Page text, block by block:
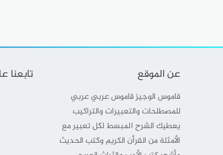
عن الموقع
قاموس الوجيز قاموس عربي عربي
للمصطلحات والتعبيرات والتراكيب
يعطيك الشرح المبسط لكل تعبير مع
الأمثلة من القرأن الكريم وكتب الحديث
تابعنا